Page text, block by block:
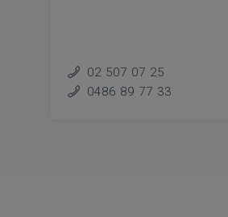
02 507 07 25
0486 89 77 33